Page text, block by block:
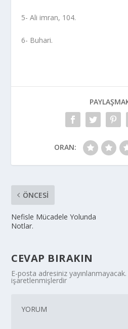
5- Ali imran, 104.
6- Buhari.
ORAN:
ÖNCESI
Nefisle Mücadele Yolunda
Notlar.
CEVAP BIRAKIN
E-posta adresiniz yayınlanmayacak.
işaretlenmişlerdir